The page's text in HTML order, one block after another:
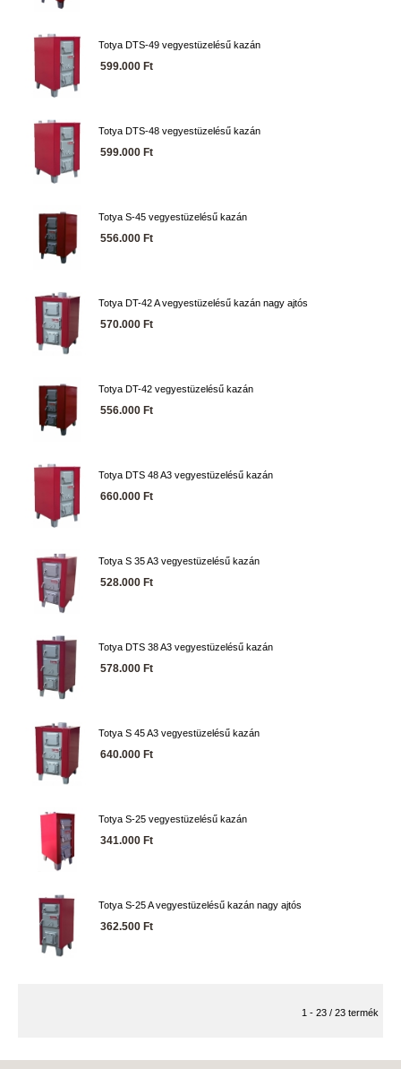
Totya DTS-49 vegyestüzelésű kazán
599.000 Ft
Totya DTS-48 vegyestüzelésű kazán
599.000 Ft
Totya S-45 vegyestüzelésű kazán
556.000 Ft
Totya DT-42 A vegyestüzelésű kazán nagy ajtós
570.000 Ft
Totya DT-42 vegyestüzelésű kazán
556.000 Ft
Totya DTS 48 A3 vegyestüzelésű kazán
660.000 Ft
Totya S 35 A3 vegyestüzelésű kazán
528.000 Ft
Totya DTS 38 A3 vegyestüzelésű kazán
578.000 Ft
Totya S 45 A3 vegyestüzelésű kazán
640.000 Ft
Totya S-25 vegyestüzelésű kazán
341.000 Ft
Totya S-25 A vegyestüzelésű kazán nagy ajtós
362.500 Ft
1 - 23 / 23 termék